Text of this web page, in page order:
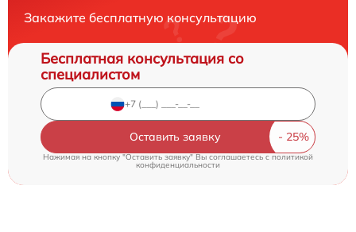
Закажите бесплатную консультацию
Бесплатная консультация со
специалистом
Оставить заявку
Нажимая на кнопку "Оставить заявку" Вы соглашаетесь cполитикой
конфиденциальности